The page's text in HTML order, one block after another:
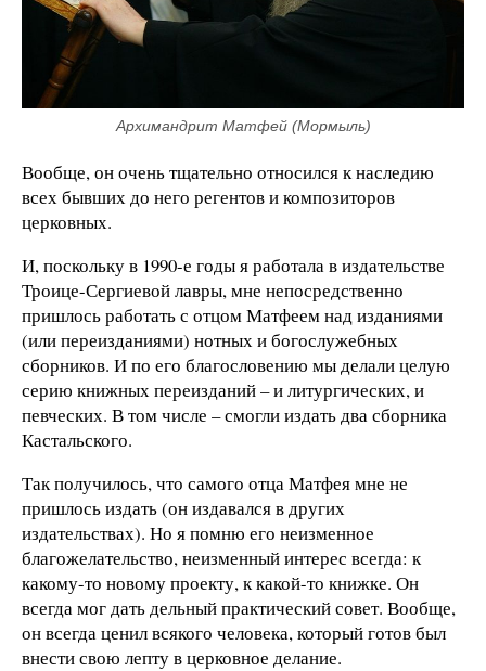
Архимандрит Матфей (Мормыль)
Вообще, он очень тщательно относился к наследию
всех бывших до него регентов и композиторов
церковных.
И, поскольку в 1990-е годы я работала в издательстве
Троице-Сергиевой лавры, мне непосредственно
пришлось работать с отцом Матфеем над изданиями
(или переизданиями) нотных и богослужебных
сборников. И по его благословению мы делали целую
серию книжных переизданий – и литургических, и
певческих. В том числе – смогли издать два сборника
Кастальского.
Так получилось, что самого отца Матфея мне не
пришлось издать (он издавался в других
издательствах). Но я помню его неизменное
благожелательство, неизменный интерес всегда: к
какому-то новому проекту, к какой-то книжке. Он
всегда мог дать дельный практический совет. Вообще,
он всегда ценил всякого человека, который готов был
внести свою лепту в церковное делание.